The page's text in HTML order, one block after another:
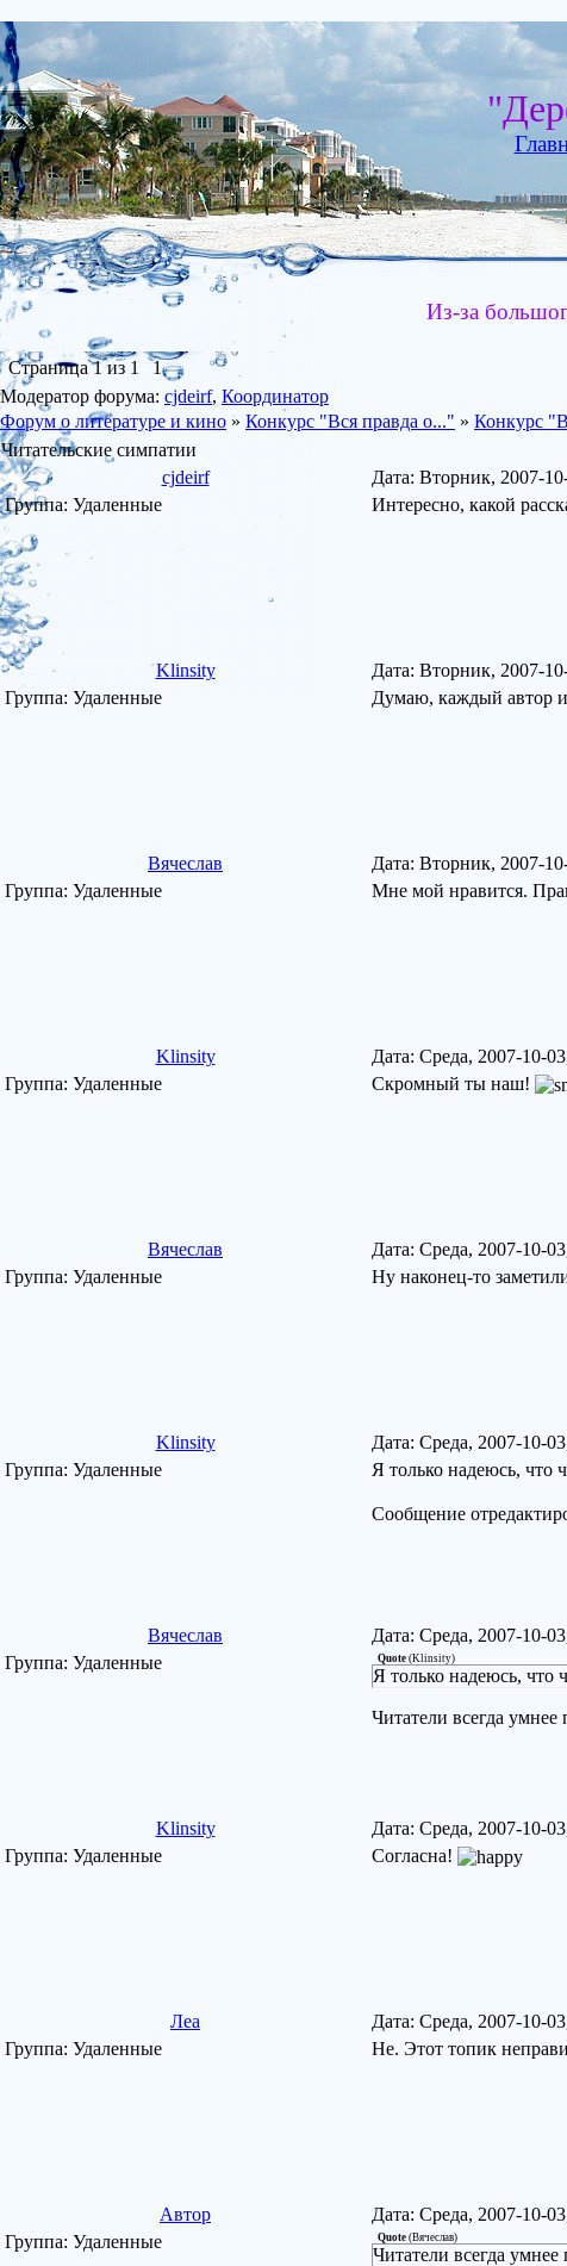
Из-за
Страница1из 1
1
Модератор форума: cjdeirf, Координатор
Форум о литературе и кино » Конкурс "Вся правда о..." » Конкурс
Читательские симпатии
cjdeirf
Дата: Вторник, 2007-
Группа: Удаленные
Интересно, какой
Klinsity Дата: Вторник, 2007-
Группа: Удаленные
Думаю, каждый автор
Вячеслав Дата: Вторник, 2007-
Группа: Удаленные
Мне мой нравится.
Klinsity Дата: Среда, 2007-10-
Группа: Удаленные
Скромный ты наш!
Вячеслав Дата: Среда, 2007-10-
Группа: Удаленные
Ну наконец-то
Klinsity Дата: Среда, 2007-10-
Группа: Удаленные
Я только надеюсь, что
Сообщение
Вячеслав Дата: Среда, 2007-10-
Группа: Удаленные
Quote (Klinsity)
Я только надеюсь, что
Читатели всегда умнее
Klinsity Дата: Среда, 2007-10-
Группа: Удаленные
Согласна!
Леа Дата: Среда, 2007-10-
Группа: Удаленные
Не. Этот топик
Автор Дата: Среда, 2007-10-
Группа: Удаленные
Quote (Вячеслав)
Читатели всегда умнее